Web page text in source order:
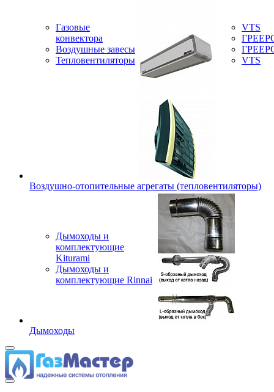
Газовые
конвектора
Воздушные завесы
Тепловентиляторы
VTS
VTS
Воздушно-отопительные агрегаты (тепловентиляторы)
Дымоходы и
комплектующие
Kiturami
Дымоходы и
комплектующие Rinnai
Дымоходы